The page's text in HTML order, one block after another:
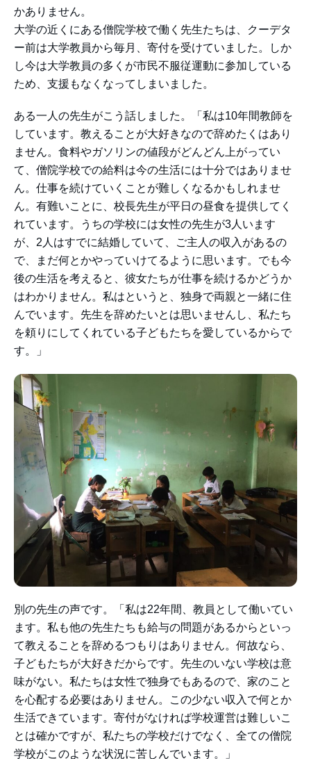
かありません。
大学の近くにある僧院学校で働く先生たちは、クーデタ
ー前は大学教員から毎月、寄付を受けていました。しか
し今は大学教員の多くが市民不服従運動に参加している
ため、支援もなくなってしまいました。
ある一人の先生がこう話しました。「私は10年間教師を
しています。教えることが大好きなので辞めたくはあり
ません。食料やガソリンの値段がどんどん上がってい
て、僧院学校での給料は今の生活には十分ではありませ
ん。仕事を続けていくことが難しくなるかもしれませ
ん。有難いことに、校長先生が平日の昼食を提供してく
れています。うちの学校には女性の先生が3人います
が、2人はすでに結婚していて、ご主人の収入があるの
で、まだ何とかやっていけてるように思います。でも今
後の生活を考えると、彼女たちが仕事を続けるかどうか
はわかりません。私はというと、独身で両親と一緒に住
んでいます。先生を辞めたいとは思いませんし、私たち
を頼りにしてくれている子どもたちを愛しているからで
す。」
別の先生の声です。「私は22年間、教員として働いてい
ます。私も他の先生たちも給与の問題があるからといっ
て教えることを辞めるつもりはありません。何故なら、
子どもたちが大好きだからです。先生のいない学校は意
味がない。私たちは女性で独身でもあるので、家のこと
を心配する必要はありません。この少ない収入で何とか
生活できています。寄付がなければ学校運営は難しいこ
とは確かですが、私たちの学校だけでなく、全ての僧院
学校がこのような状況に苦しんでいます。」